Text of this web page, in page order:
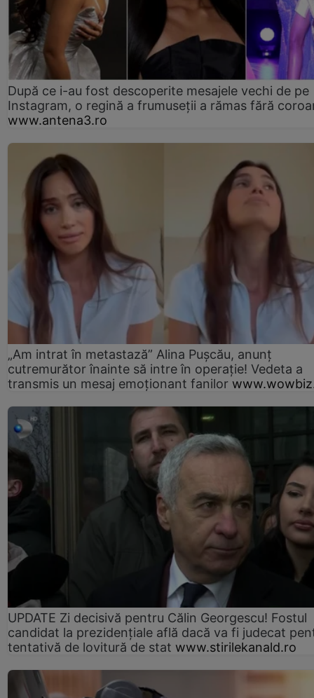
După ce i-au fost descoperite mesajele vechi de pe
Instagram, o regină a frumuseții a rămas fără
www.antena3.ro
„Am intrat în metastază” Alina Pușcău, anunț
cutremurător înainte să intre în operație! Vedeta a
transmis un mesaj emoționant fanilor
UPDATE Zi decisivă pentru Călin Georgescu! Fostul
candidat la prezidențiale află dacă va fi judecat
tentativă de lovitură de stat www.stirilekanald.ro